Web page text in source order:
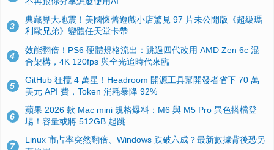
3
典藏界大地震！美國懷舊遊戲小店驚見 97 片未公開版《超級瑪
利歐兄弟》變體任天堂卡帶
4
效能翻倍！PS6 硬體規格流出：跳過四代改用 AMD Zen 6c 混
合架構，4K 120fps 與全光追時代來臨
5
GitHub 狂攬 4 萬星！Headroom 開源工具幫開發者省下 70 萬
美元 API 費，Token 消耗暴降 92%
6
蘋果 2026 款 Mac mini 規格爆料：M6 與 M5 Pro 異色搭檔登
場！容量或將 512GB 起跳
7
Linux 市占率突然翻倍、Windows 跌破六成？最新數據背後恐另